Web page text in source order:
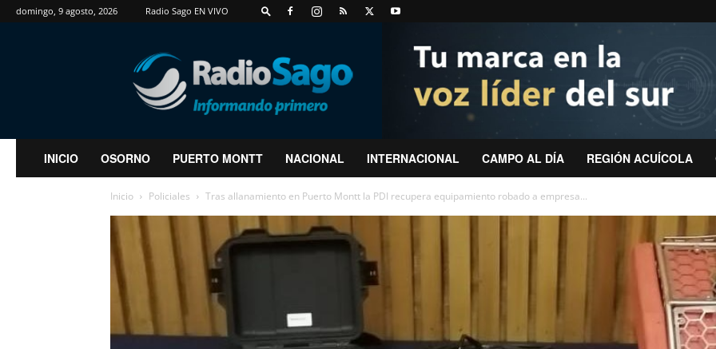
domingo, 9 agosto, 2026 Radio Sago EN VIVO
RadioSago
INICIO OSORNO PUERTO MONTT NACIONAL INTERNACIONAL CAMPO AL DÍA REGIÓN ACUÍCOLA
Inicio Policiales Tras allanamiento en Puerto Montt la PDI recupera equipamiento robado a empresa...